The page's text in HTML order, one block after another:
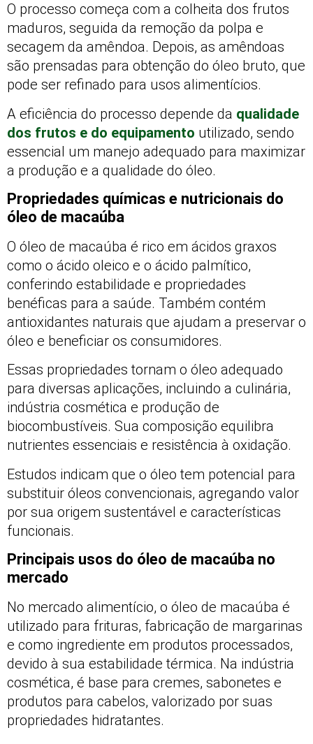
O processo começa com a colheita dos frutos
maduros, seguida da remoção da polpa e
secagem da amêndoa. Depois, as amêndoas
são prensadas para obtenção do óleo bruto, que
pode ser refinado para usos alimentícios.
A eficiência do processo depende da qualidade
dos frutos e do equipamento utilizado, sendo
essencial um manejo adequado para maximizar
a produção e a qualidade do óleo.
Propriedades químicas e nutricionais do
óleo de macaúba
O óleo de macaúba é rico em ácidos graxos
como o ácido oleico e o ácido palmítico,
conferindo estabilidade e propriedades
benéficas para a saúde. Também contém
antioxidantes naturais que ajudam a preservar o
óleo e beneficiar os consumidores.
Essas propriedades tornam o óleo adequado
para diversas aplicações, incluindo a culinária,
indústria cosmética e produção de
biocombustíveis. Sua composição equilibra
nutrientes essenciais e resistência à oxidação.
Estudos indicam que o óleo tem potencial para
substituir óleos convencionais, agregando valor
por sua origem sustentável e características
funcionais.
Principais usos do óleo de macaúba no
mercado
No mercado alimentício, o óleo de macaúba é
utilizado para frituras, fabricação de margarinas
e como ingrediente em produtos processados,
devido à sua estabilidade térmica. Na indústria
cosmética, é base para cremes, sabonetes e
produtos para cabelos, valorizado por suas
propriedades hidratantes.